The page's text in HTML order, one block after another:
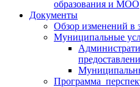
образования и МОО
Документы
Обзор изменений в
Муниципальные
Программа